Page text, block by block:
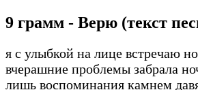
9 грамм - Верю (текст
я с улыбкой на лице встречаю
вчерашние проблемы забрала
лишь воспоминания камнем